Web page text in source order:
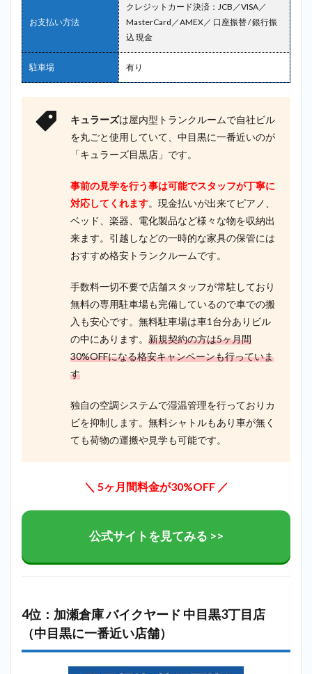
お支払い方法
クレジットカード決済：JCB／VISA／
MasterCard／AMEX／ 口座振替 / 銀行振
込 現金
駐車場 有り
キュラーズは屋内型トランクルームで自社ビル
を丸ごと使用していて、中目黒に一番近いのが
「キュラーズ目黒店」です。
事前の見学を行う事は可能でスタッフが丁寧に
対応してくれます。現金払いが出来てピアノ、
ベッド、楽器、電化製品など様々な物を収納出
来ます。引越しなどの一時的な家具の保管には
おすすめ格安トランクルームです。
手数料一切不要で店舗スタッフが常駐しており
無料の専用駐車場も完備しているので車での搬
入も安心です。無料駐車場は車1台分ありビル
の中にあります。 新規契約の方は5ヶ月間
30%OFFになる格安キャンペーンも行っていま
す
独自の空調システムで湿温管理を行っておりカ
ビを抑制します。無料シャトルもあり車が無く
ても荷物の運搬や見学も可能です。
＼ 5ヶ月間料金が30%OFF ／
公式サイトを見てみる >>
4位：加瀬倉庫 バイクヤード 中目黒3丁目店
（中目黒に一番近い店舗）